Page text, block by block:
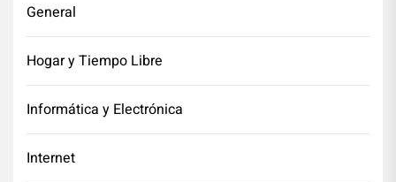
General
Hogar y Tiempo Libre
Informática y Electrónica
Internet